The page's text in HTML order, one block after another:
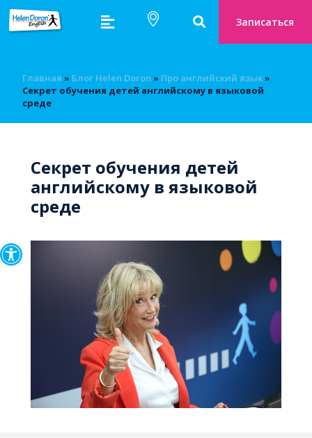
Открыть панель
Записаться
Главная » Блог Helen Doron » Про английский язык »
Секрет обучения детей английскому в языковой
среде
Секрет обучения детей
английскому в языковой
среде